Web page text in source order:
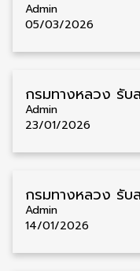
Admin
05/03/2026
Admin
23/01/2026
Admin
14/01/2026